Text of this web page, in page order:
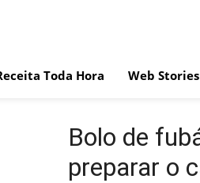
Toda Hora Web Stories
Bolo de
preparar o